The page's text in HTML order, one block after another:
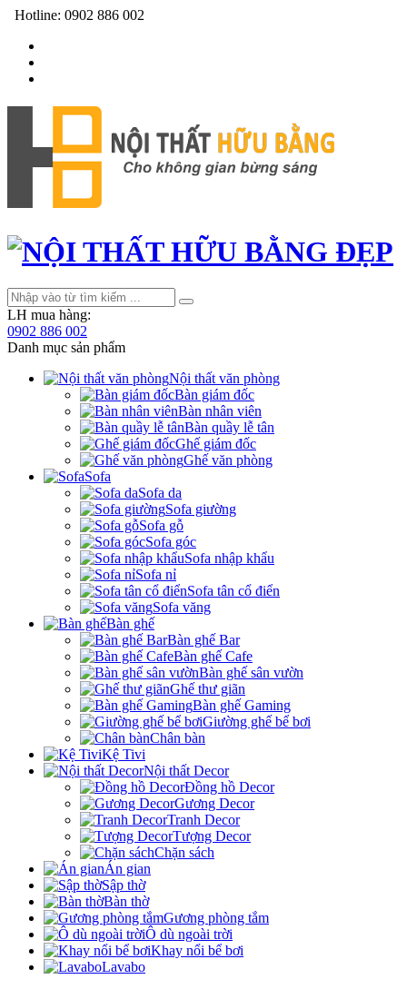
Hotline: 0902 886 002
LH mua hàng:
0902 886 002
Danh mục sản phẩm
Nội thất văn phòng
Bàn giám đốc
Bàn nhân viên
Bàn quầy lễ tân
Ghế giám đốc
Ghế văn phòng
Sofa
Sofa da
Sofa giường
Sofa gỗ
Sofa góc
Sofa nhập khẩu
Sofa nỉ
Sofa tân cổ điển
Sofa văng
Bàn ghế
Bàn ghế Bar
Bàn ghế Cafe
Bàn ghế sân vườn
Ghế thư giãn
Bàn ghế Gaming
Giường ghế bể bơi
Chân bàn
Kệ Tivi
Nội thất Decor
Đồng hồ Decor
Gương Decor
Tranh Decor
Tượng Decor
Chặn sách
Án gian
Sập thờ
Bàn thờ
Gương phòng tắm
Ô dù ngoài trời
Khay nổi bể bơi
Lavabo